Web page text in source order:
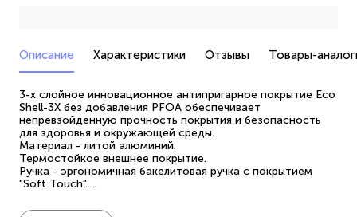
Описание Характеристики Отзывы Товары-
3-х слойное инновационное антипригарное покрытие Eco
Shell-3X без добавления PFOA обеспечивает
непревзойденную прочность покрытия и безопасность
для здоровья и окружающей среды.
Материал - литой алюминий.
Термостойкое внешнее покрытие.
Ручка - эргономичная бакелитовая ручка с покрытием
"Soft Touch".
выпуска пара.